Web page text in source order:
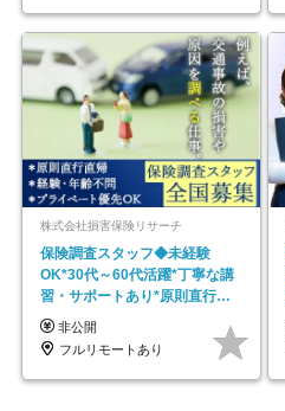
株式会社損害保険リサーチ
保険調査スタッフ◆未経験
OK*30代～60代活躍*丁寧な講
習・サポートあり*原則直行直
帰／全国募集・業務委託
非公開
フルリモートあり